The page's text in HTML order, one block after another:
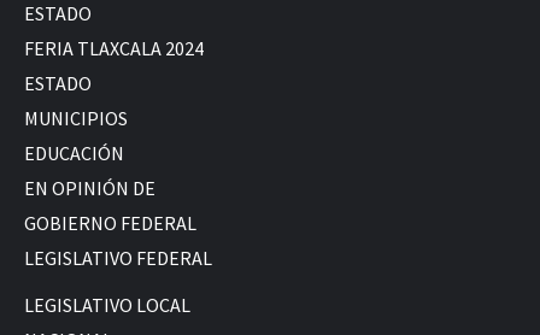
ESTADO
FERIA TLAXCALA 2024
ESTADO
MUNICIPIOS
EDUCACIÓN
EN OPINIÓN DE
GOBIERNO FEDERAL
LEGISLATIVO FEDERAL
LEGISLATIVO LOCAL